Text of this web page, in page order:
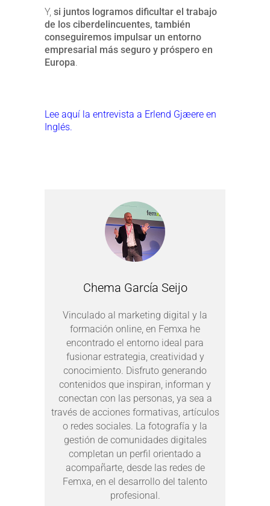
Y, si juntos logramos dificultar el trabajo
de los ciberdelincuentes, también
conseguiremos impulsar un entorno
empresarial más seguro y próspero en
Europa.
Lee aquí la entrevista a Erlend Gjæere en
Inglés.
Chema García Seijo
Vinculado al marketing digital y la
formación online, en Femxa he
encontrado el entorno ideal para
fusionar estrategia, creatividad y
conocimiento. Disfruto generando
contenidos que inspiran, informan y
conectan con las personas, ya sea a
través de acciones formativas, artículos
o redes sociales. La fotografía y la
gestión de comunidades digitales
completan un perfil orientado a
acompañarte, desde las redes de
Femxa, en el desarrollo del talento
profesional.